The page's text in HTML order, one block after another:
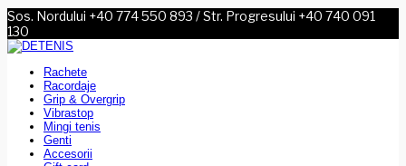
Sos. Nordului +40 774 550 893 / Str. Progresului +40 740 091
130
Rachete
Racordaje
Grip & Overgrip
Vibrastop
Mingi tenis
Genti
Accesorii